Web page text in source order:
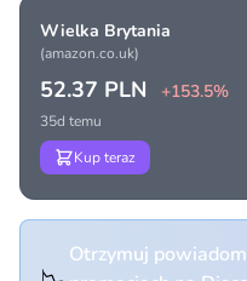
Wielka Brytania
(amazon.co.uk)
52.37 PLN +153.5%
35d temu
Kup teraz
Otrzymuj